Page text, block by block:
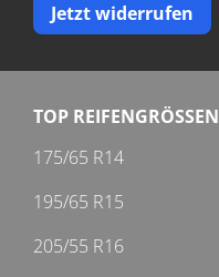
Jetzt widerrufen
TOP REIFENGRÖSSEN
175/65 R14
195/65 R15
205/55 R16